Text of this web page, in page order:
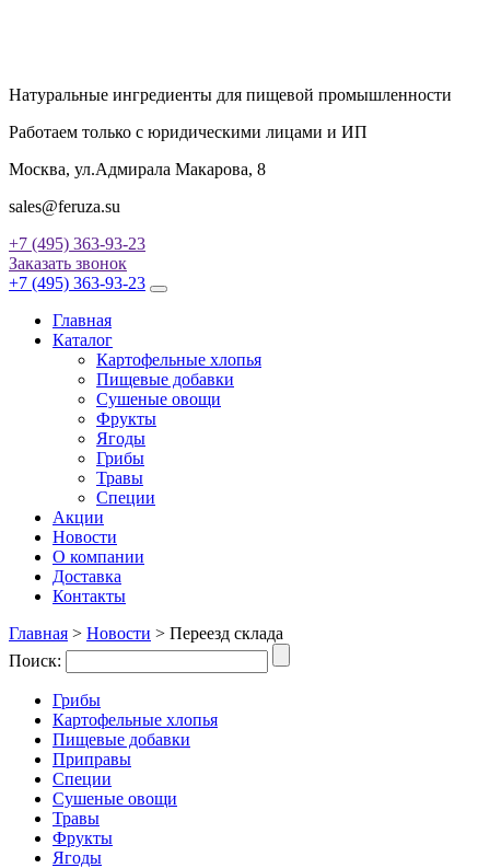
Натуральные ингредиенты для пищевой промышленности
Работаем только с юридическими лицами и ИП
Москва, ул.Адмирала Макарова, 8
sales@feruza.su
+7 (495) 363-93-23
Заказать звонок
+7 (495) 363-93-23
Главная
Каталог
Картофельные хлопья
Пищевые добавки
Сушеные овощи
Фрукты
Ягоды
Грибы
Травы
Специи
Акции
Новости
О компании
Доставка
Контакты
Главная > Новости > Переезд склада
Поиск:
Грибы
Картофельные хлопья
Пищевые добавки
Приправы
Специи
Сушеные овощи
Травы
Фрукты
Ягоды